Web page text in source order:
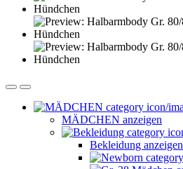
MÄDCHEN anzeigen
Bekleidung anzeigen